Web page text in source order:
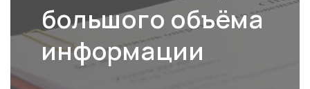
большого объёма
информации